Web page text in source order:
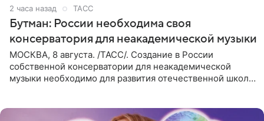
2 часа назад ТАСС
Бутман: России необходима своя
консерватория для неакадемической музыки
МОСКВА, 8 августа. /ТАСС/. Создание в России
собственной консерватории для неакадемической
музыки необходимо для развития отечественной школы